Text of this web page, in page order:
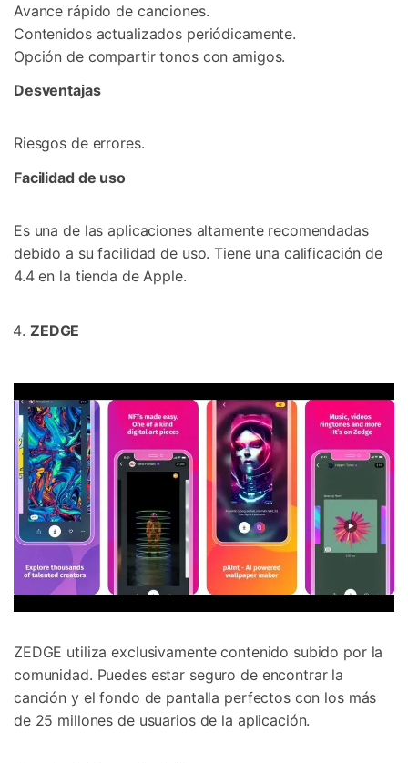
Avance rápido de canciones.
Contenidos actualizados periódicamente.
Opción de compartir tonos con amigos.
Desventajas
Riesgos de errores.
Facilidad de uso
Es una de las aplicaciones altamente recomendadas
debido a su facilidad de uso. Tiene una calificación de
4.4 en la tienda de Apple.
ZEDGE
ZEDGE utiliza exclusivamente contenido subido por la
comunidad. Puedes estar seguro de encontrar la
canción y el fondo de pantalla perfectos con los más
de 25 millones de usuarios de la aplicación.